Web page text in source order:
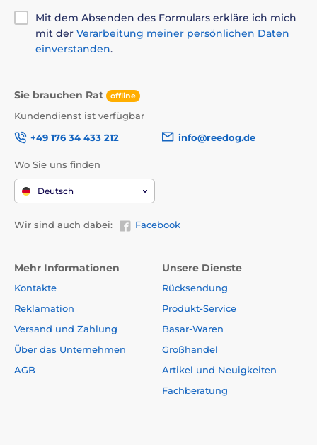
Mit dem Absenden des Formulars erkläre ich mich
mit der Verarbeitung meiner persönlichen Daten
einverstanden.
Sie brauchen Rat offline
Kundendienst ist verfügbar
+49 176 34 433 212
info@reedog.de
Wo Sie uns finden
Deutsch
Wir sind auch dabei: Facebook
Mehr Informationen
Kontakte
Reklamation
Versand und Zahlung
Über das Unternehmen
AGB
Unsere Dienste
Rücksendung
Produkt-Service
Basar-Waren
Großhandel
Artikel und Neuigkeiten
Fachberatung